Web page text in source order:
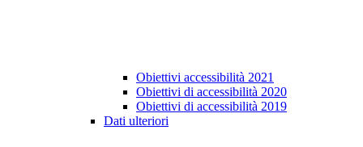
Obiettivi accessibilità 2021
Obiettivi di accessibilità 2020
Obiettivi di accessibilità 2019
Dati ulteriori